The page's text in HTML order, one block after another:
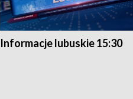
Informacje lubuskie 15:30